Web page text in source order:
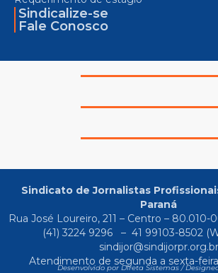
Sindicalize-se
Fale Conosco
Sindicato de Jornalistas
Paraná
Rua José Loureiro, 211 – Centro – 80.010-
(41) 3224 9296
– 41 99103-8502
sindijor@sindijorpr.org.br
Atendimento de segunda a sexta-
Desenvolvido por Direta Sistemas /